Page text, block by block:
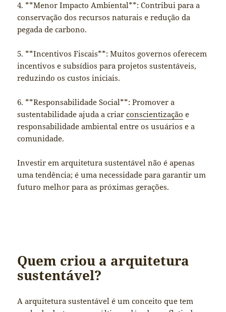
4. **Menor Impacto Ambiental**: Contribui para a
conservação dos recursos naturais e redução da
pegada de carbono.
5. **Incentivos Fiscais**: Muitos governos oferecem
incentivos e subsídios para projetos sustentáveis,
reduzindo os custos iniciais.
6. **Responsabilidade Social**: Promover a
sustentabilidade ajuda a criarconscientização e
responsabilidade ambiental entre os usuários e a
comunidade.
Investir em arquitetura sustentável não é apenas
uma tendência; é uma necessidade para garantir um
futuro melhor para as próximas gerações.
Quem criou a arquitetura
sustentável?
A arquitetura sustentável é um conceito que tem